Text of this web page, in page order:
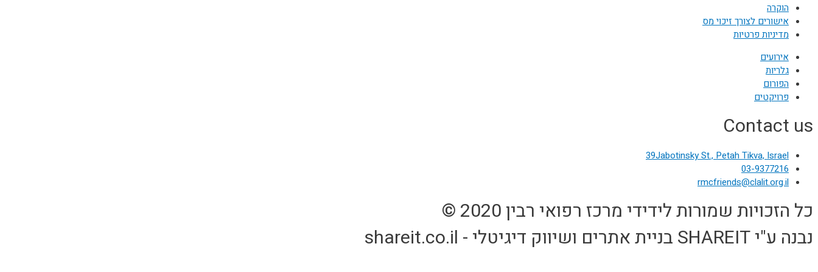
הוקרה
אישורים לצורך זיכוי מס
מדיניות פרטיות
אירועים
גלריות
הפורום
פרויקטים
Contact us
39Jabotinsky St., Petah Tikva, Israel
03-9377216
rmcfriends@clalit.org.il
כל הזכויות שמורות לידידי מרכז רפואי רבין 2020 ©
נבנה ע"י SHAREIT בניית אתרים ושיווק דיגיטלי - shareit.co.il